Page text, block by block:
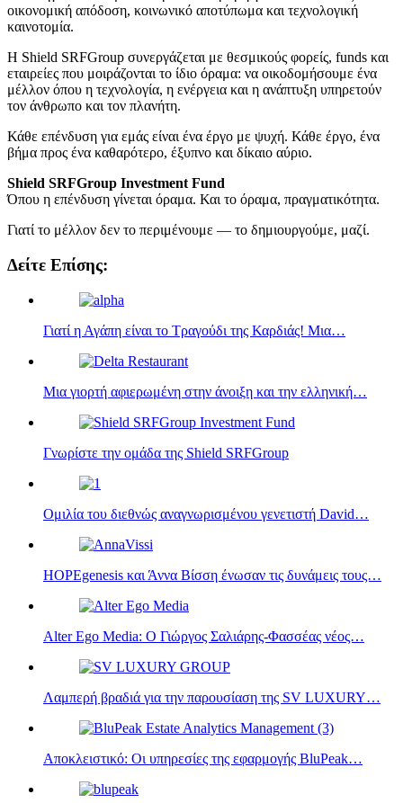
οικονομική απόδοση, κοινωνικό αποτύπωμα και τεχνολογική
καινοτομία.
Η Shield SRFGroup συνεργάζεται με θεσμικούς φορείς, funds και
εταιρείες που μοιράζονται το ίδιο όραμα: να οικοδομήσουμε ένα
μέλλον όπου η τεχνολογία, η ενέργεια και η ανάπτυξη υπηρετούν
τον άνθρωπο και τον πλανήτη.
Κάθε επένδυση για εμάς είναι ένα έργο με ψυχή. Κάθε έργο, ένα
βήμα προς ένα καθαρότερο, έξυπνο και δίκαιο αύριο.
Shield SRFGroup Investment Fund
Όπου η επένδυση γίνεται όραμα. Και το όραμα, πραγματικότητα.
Γιατί το μέλλον δεν το περιμένουμε — το δημιουργούμε, μαζί.
Δείτε Επίσης:
Γιατί η Αγάπη είναι το Τραγούδι της Καρδιάς! Μια…
Μια γιορτή αφιερωμένη στην άνοιξη και την ελληνική…
Γνωρίστε την ομάδα της Shield SRFGroup
Ομιλία του διεθνώς αναγνωρισμένου γενετιστή David…
HOPEgenesis και Άννα Βίσση ένωσαν τις δυνάμεις τους…
Alter Ego Media: Ο Γιώργος Σαλιάρης-Φασσέας νέος…
Λαμπερή βραδιά για την παρουσίαση της SV LUXURY…
Aποκλειστικό: Οι υπηρεσίες της εφαρμογής BluPeak…